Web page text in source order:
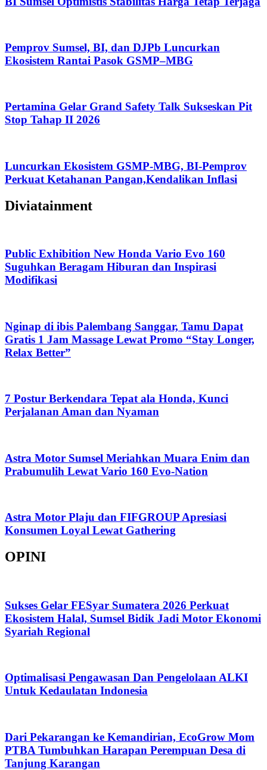
Pemprov Sumsel, BI, dan DJPb Luncurkan
Ekosistem Rantai Pasok GSMP–MBG
Pertamina Gelar Grand Safety Talk Sukseskan Pit
Stop Tahap II 2026
Luncurkan Ekosistem GSMP-MBG, BI-Pemprov
Perkuat Ketahanan Pangan,Kendalikan Inflasi
Diviatainment
Public Exhibition New Honda Vario Evo 160
Suguhkan Beragam Hiburan dan Inspirasi
Modifikasi
Nginap di ibis Palembang Sanggar, Tamu Dapat
Gratis 1 Jam Massage Lewat Promo “Stay Longer,
Relax Better”
7 Postur Berkendara Tepat ala Honda, Kunci
Perjalanan Aman dan Nyaman
Astra Motor Sumsel Meriahkan Muara Enim dan
Prabumulih Lewat Vario 160 Evo-Nation
Astra Motor Plaju dan FIFGROUP Apresiasi
Konsumen Loyal Lewat Gathering
OPINI
Sukses Gelar FESyar Sumatera 2026 Perkuat
Ekosistem Halal, Sumsel Bidik Jadi Motor Ekonomi
Syariah Regional
Optimalisasi Pengawasan Dan Pengelolaan ALKI
Untuk Kedaulatan Indonesia
Dari Pekarangan ke Kemandirian, EcoGrow Mom
PTBA Tumbuhkan Harapan Perempuan Desa di
Tanjung Karangan